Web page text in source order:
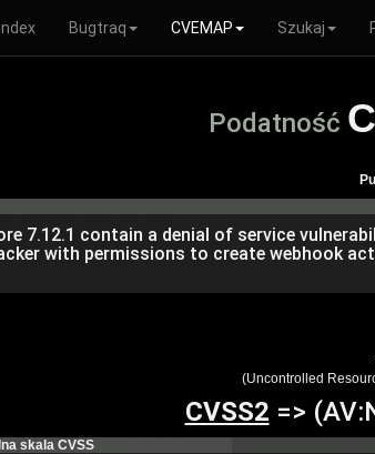
Index Bugtraq CVEMAP Szukaj
Podatność
7.12.1 contain a denial of service
with permissions to create webhook
(Uncontrolled
CVSS2 =>
skala CVSS